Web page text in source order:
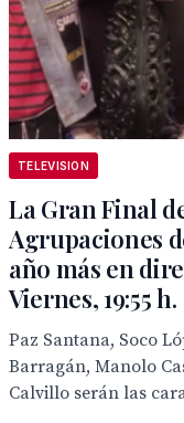
TELEVISION
La Gran Final
Agrupaciones
año más en
Viernes, 19:55 h.
Paz Santana, Soco
Barragán, Manolo
Calvillo serán las